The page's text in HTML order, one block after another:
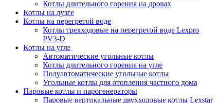
Котлы длительного горения на дровах
Котлы на лузге
Котлы на перегретой воде
Котлы трехходовые на перегретой воде Lexpro
PV3-D
Котлы на угле
Автоматические угольные котлы
Котлы длительного горения на угле
Полуавтоматические угольные котлы
Угольные котлы для отопления частного дома
Паровые котлы и парогенераторы
Паровые вертикальные двухходовые котлы Lexstar